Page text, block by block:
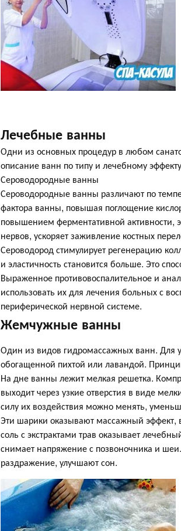
Лечебные ванны
Одни из основных процедур в любом
описание ванн по типу и лечебному
Сероводородные ванны
Сероводородные ванны различают по
фактора ванны, повышая поглощение
повышением ферментативной активности,
нервов, ускоряет заживление костных
Сероводород стимулирует регенерацию
и эластичность становится больше. Это
Выраженное противовоспалительное и
использовать их для лечения больных с
периферической нервной системе.
Жемчужные ванны
Один из видов гидромассажных ванн. Для
обогащенной пихтой или лавандой.
На дне ванны лежит мелкая решетка.
выходит через узкие отверстия в виде
силу их воздействия можно менять,
Эти шарики оказывают массажный эффект,
соль с экстрактами трав оказывает
снимает напряжение с позвоночника и
раздражение, улучшают сон.